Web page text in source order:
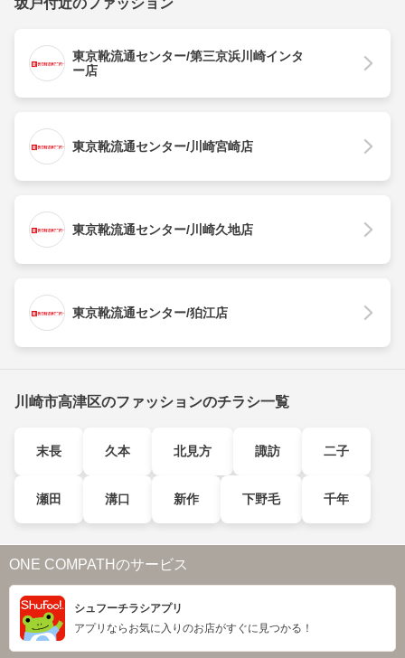
坂戸付近のファッション
東京靴流通センター/第三京浜川崎インタ
ー店
東京靴流通センター/川崎宮崎店
東京靴流通センター/川崎久地店
東京靴流通センター/狛江店
川崎市高津区のファッションのチラシ一覧
末長 久本 北見方 諏訪 二子
瀬田 溝口 新作 下野毛 千年
ONE COMPATHのサービス
シュフーチラシアプリ
アプリならお気に入りのお店がすぐに見つかる！